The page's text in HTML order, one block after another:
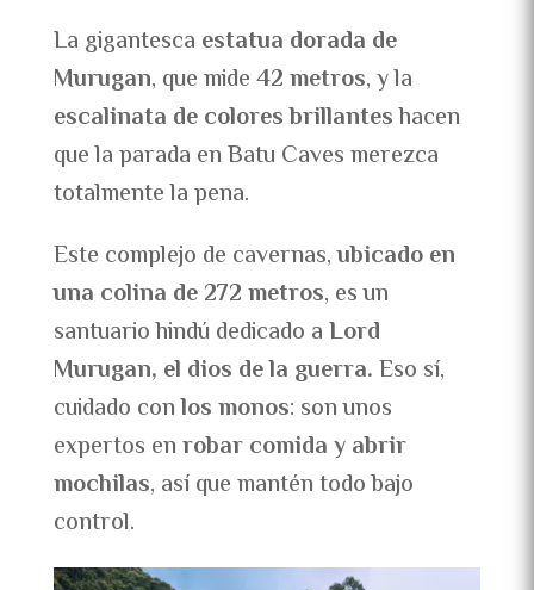
La gigantesca estatua dorada de
Murugan, que mide42 metros, y la
escalinata de colores brillanteshacen
que la parada en Batu Caves merezca
totalmente la pena.
Este complejo de cavernas,ubicado en
una colina de 272 metros, es un
santuario hindú dedicado aLord
Murugan, el dios de la guerra.Eso sí,
cuidado conlos monos: son unos
expertos enrobar comida y abrir
mochilas, así que mantén todo bajo
control.